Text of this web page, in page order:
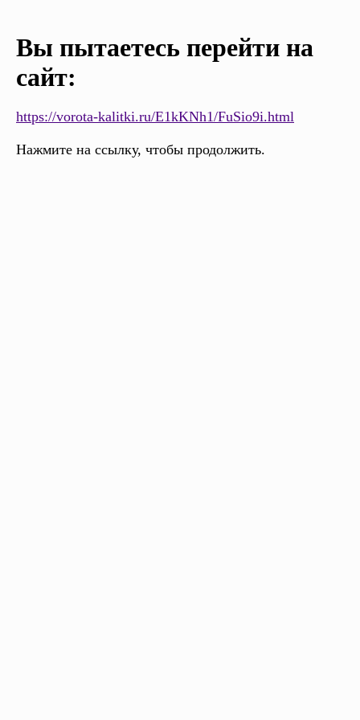
Вы пытаетесь перейти на
сайт:
https://vorota-kalitki.ru/E1kKNh1/FuSio9i.html
Нажмите на ссылку, чтобы продолжить.